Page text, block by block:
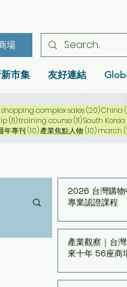
場
市集 友好連結
22 篇文章
shopping complex sales(20)20 篇文
China
(11)11 篇文章
training course(11)11 篇文章
South Korea
年專刊 (10)10 篇文章
產業焦點人物 (10)10 篇文章
march
2026 台灣購物
專業認證課程
產業觀察｜台
來十年 56座商